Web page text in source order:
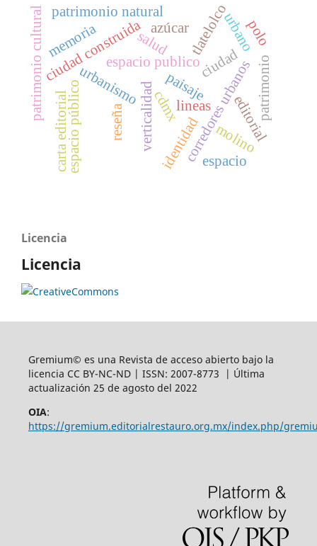
verticalidad lineas
ciudad
urbanismo cdmxcorredores urbanoseditorial
espacio publico patrimonio
ciudad construida
espacio público
tlatelolco
salud
paisaje
reseña molino
azúcar
patrimonio cultural patrimonio natural urbano
carta editorial
polo
espacio
identidad
memoria
Licencia
Licencia
Gremium© es una Revista de acceso abierto bajo la
licencia CC BY-NC-ND | ISSN: 2007-8773 | Última
actualización 25 de agosto del 2022
OIA:
https://gremium.editorialrestauro.org.mx/index.php/